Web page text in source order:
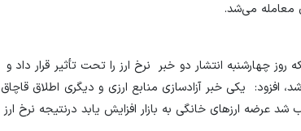
روز چهارشنبه انتشار دو خبر نرخ ارز را تحت تأثیر قرار
تومان شد، افزود: یکی خبر آزادسازی منابع ارزی و دیگری اطلاق
عرضه ارزهای خانگی به بازار افزایش یابد درنتیجه نرخ